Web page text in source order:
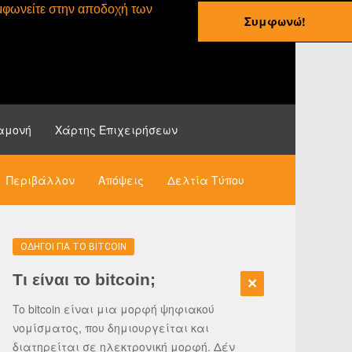
στην αποδοχή των
Συμφωνώ!
Χάρτης Επιχειρήσεων
Περιβάλλον Απόψεις Δελτία Τύπου
ΟΔΗΓΟΙ ΓΙΑ ΤΟ BITCOIN
Τι είναι το bitcoin;
To bitcoin είναι μια μορφή ψηφιακού
νομίσματος, που δημιουργείται και
διατηρείται σε ηλεκτρονική μορφή. Δέν